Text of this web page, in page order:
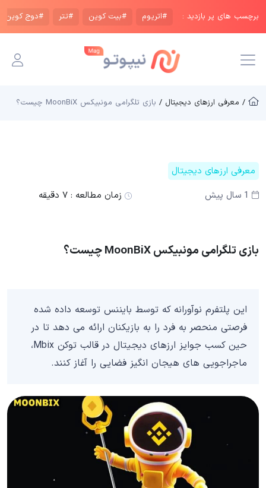
برچسب های پر بازدید : #اتریوم #بیت کوین #تتر #دوج کوین
/ معرفی ارزهای دیجیتال / بازی تلگرامی مونبیکس MoonBiX چیست؟
معرفی ارزهای دیجیتال
1 سال پیش
زمان مطالعه : ۷ دقیقه
بازی تلگرامی مونبیکس MoonBiX چیست؟
این پلتفرم نوآورانه که توسط بایننس توسعه داده شده
فرصتی منحصر به فرد را به بازیکنان ارائه می دهد تا در
حین کسب جوایز ارزهای دیجیتال در قالب توکن Mbix،
ماجراجویی های هیجان انگیز فضایی را آغاز کنند.